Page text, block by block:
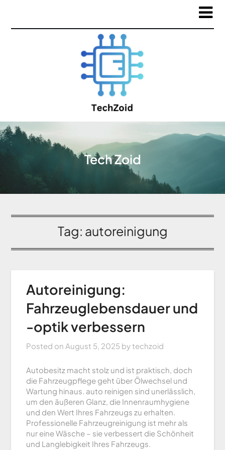
Tech Zoid
Tag: autoreinigung
Autoreinigung:
Fahrzeuglebensdauer und
-optik verbessern
Posted on August 5, 2025 bytechzoid
Autobesitz macht stolz und ist praktisch, doch
die Fahrzeugpflege geht über Ölwechsel und
Wartung hinaus. auto reinigen sind unerlässlich,
um den äußeren Glanz, die Innenraumhygiene
und den Wert Ihres Fahrzeugs zu erhalten.
Professionelle Fahrzeugreinigung ist mehr als
nur eine Wäsche – sie verbessert die Schönheit
und Langlebigkeit Ihres Fahrzeugs.